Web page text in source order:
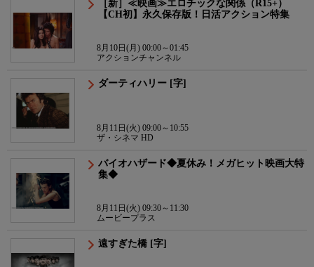
［新］≪映画≫エロチックな関係（R15+）
【CH初】永久保存版！日活アクション特集
8月10日(月) 00:00～01:45
アクションチャンネル
ダーティハリー [字]
8月11日(火) 09:00～10:55
ザ・シネマ HD
バイオハザード◆夏休み！メガヒット映画大特
集◆
8月11日(火) 09:30～11:30
ムービープラス
遠すぎた橋 [字]